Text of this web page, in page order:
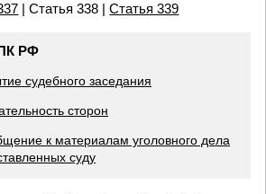
| Статья 338 |Статья 339
РФ
судебного заседания
сторон
к материалам уголовного дела
суду